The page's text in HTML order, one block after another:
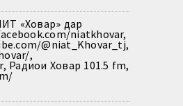
«Ховар» дар
niatkhovar,
@niat_Khovar_tj,
,
Ховар 101.5 fm,